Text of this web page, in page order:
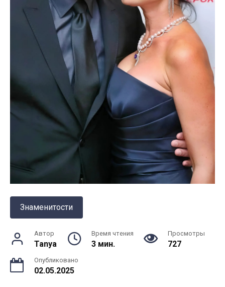
Знаменитости
Автор
Tanya
Время чтения
3 мин.
Просмотры
727
Опубликовано
02.05.2025